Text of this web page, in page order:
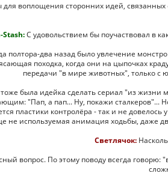
для воплощения сторонних идей,
Stash:С удовольствием бы поучаствовал в
полтора-два назад было увлечение
походка, когда они на цыпочках
передачи "в мире животных", только с
была идейка сделать сериал "из жизни
"Пап, а пап... Ну, покажи сталкеров"...
пластики контролёра - так и не
не используемая анимация ходьбы, даже
Светлячок:
вопрос. По этому поводу всегда говорю: